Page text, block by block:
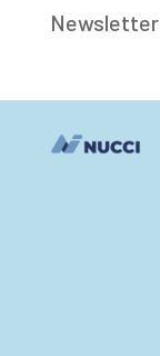
Newsletter